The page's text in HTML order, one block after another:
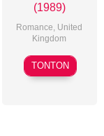
(1989)
Romance United
Kingdom
Ken
Russell
TONTON